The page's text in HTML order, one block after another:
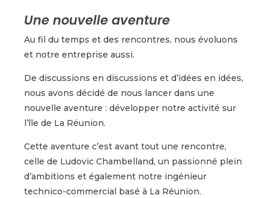
Une nouvelle aventure
Au fil du temps et des rencontres, nous évoluons
et notre entreprise aussi.
De discussions en discussions et d’idées en idées,
nous avons décidé de nous lancer dans une
nouvelle aventure : développer notre activité sur
l’île de La Réunion.
Cette aventure c’est avant tout une rencontre,
celle de Ludovic Chambelland, un passionné plein
d’ambitions et également notre ingénieur
technico-commercial basé à La Réunion.